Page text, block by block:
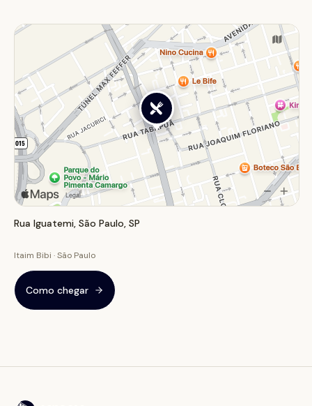
ponto de encontro popular para os amantes de
gastronomia e cerveja.
Rua Iguatemi, São Paulo, SP
Itaim Bibi · São Paulo
Como chegar